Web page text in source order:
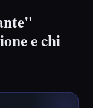
e chi